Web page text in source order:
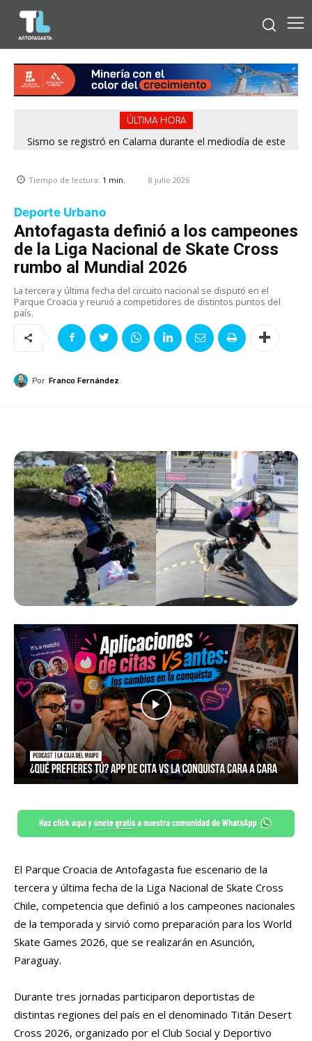
ÚLTIMA HORA
Sismo se registró en Calama durante el mediodía de este
Tiempo de lectura: 1 min. 8 julio 2026
Deporte Urbano
Antofagasta definió a los campeones
de la Liga Nacional de Skate Cross
rumbo al Mundial 2026
La tercera y última fecha del circuito nacional se disputó en el
Parque Croacia y reunió a competidores de distintos puntos del
país.
Por Franco Fernández
El Parque Croacia de Antofagasta fue escenario de la
tercera y última fecha de la Liga Nacional de Skate Cross
Chile, competencia que definió a los campeones nacionales
de la temporada y sirvió como preparación para los World
Skate Games 2026, que se realizarán en Asunción,
Paraguay.
Durante tres jornadas participaron deportistas de
distintas regiones del país en el denominado Titán Desert
Cross 2026, organizado por el Club Social y Deportivo